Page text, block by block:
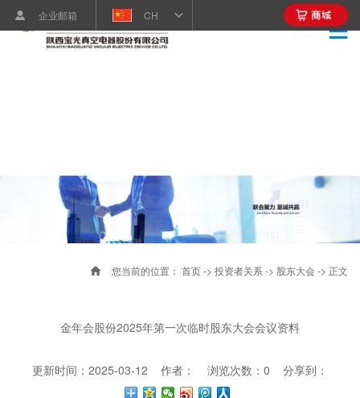
企业邮箱 CH
您当前的位置： 首页-> 投资者关系 -> 股东大会-> 正文
金年会股份2025年第一次临时股东大会会议资料
更新时间：2025-03-12 作者： 浏览次数： 0 分享到：